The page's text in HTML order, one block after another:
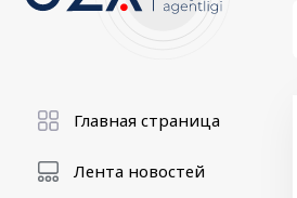
Главная страница
Лента новостей